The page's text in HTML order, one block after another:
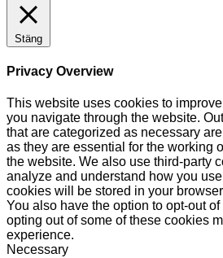
Stäng
Privacy Overview
This website uses cookies to
you navigate through the website.
that are categorized as necessary
as they are essential for the working
the website. We also use third-party
analyze and understand how you
cookies will be stored in your
You also have the option to opt-out
opting out of some of these cookies
experience.
Necessary